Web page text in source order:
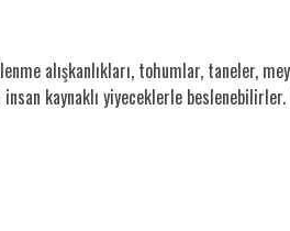
alışkanlıkları, tohumlar, taneler,
kaynaklı yiyeceklerle